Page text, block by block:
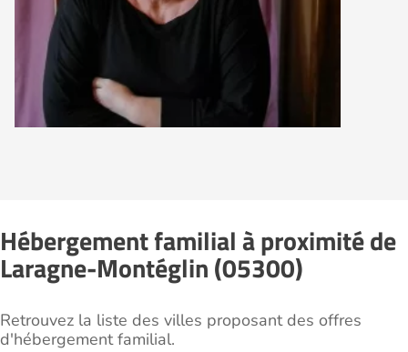
Hébergement familial à proximité de
Laragne-Montéglin (05300)
Retrouvez la liste des villes proposant des offres
d'hébergement familial.